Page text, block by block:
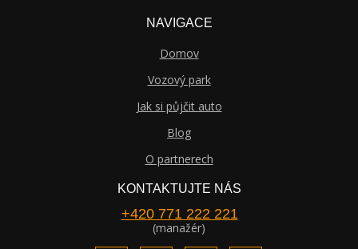
NAVIGACE
KONTAKTUJTE NÁS
Domov
Vozový park
O partnerech
Blog
Jak si půjčit auto
(manažér)
+420 771 222 221